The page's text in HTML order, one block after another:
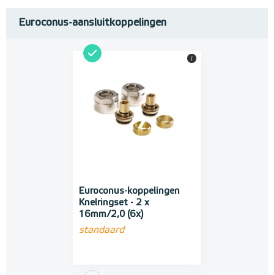
Euroconus-aansluitkoppelingen
Euroconus-koppelingen
Knelringset - 2 x
16mm/2,0 (6x)
standaard
i